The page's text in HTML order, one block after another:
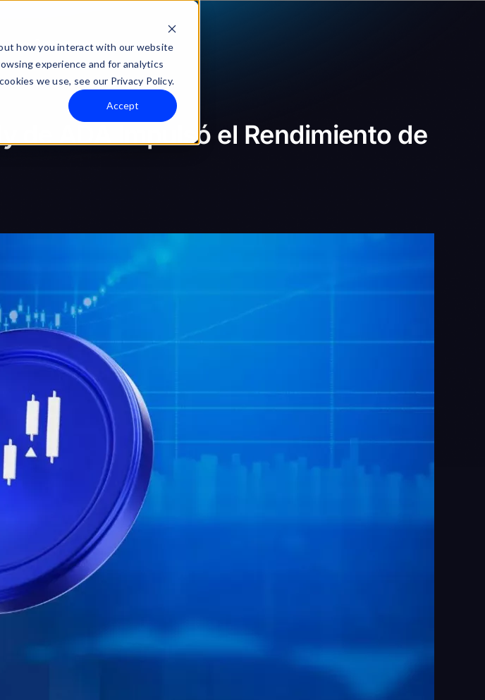
how you interact with our website
experience and for analytics
we use, see our Privacy Policy.
Accept
Company
de ADA Impulsó el Rendimiento de